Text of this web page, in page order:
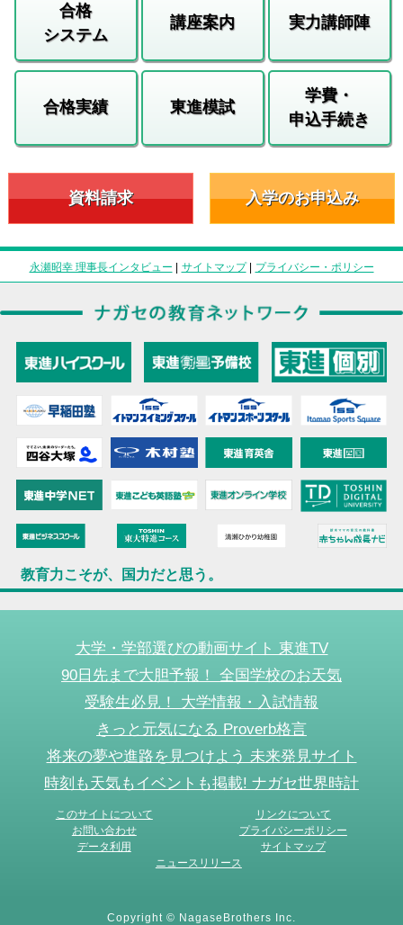
合格
システム
講座案内 実力講師陣
合格実績 東進模試
学費・
申込手続き
資料請求 入学のお申込み
永瀬昭幸 理事長インタビュー | サイトマップ| プライバシー・ポリシー
教育力こそが、国力だと思う。
大学・学部選びの動画サイト 東進TV
90日先まで大胆予報！ 全国学校のお天気
受験生必見！ 大学情報・入試情報
きっと元気になる Proverb格言
将来の夢や進路を見つけよう 未来発見サイト
時刻も天気もイベントも掲載! ナガセ世界時計
このサイトについて
リンクについて
お問い合わせ
プライバシーポリシー
データ利用
サイトマップ
ニュースリリース
Copyright © NagaseBrothers Inc.